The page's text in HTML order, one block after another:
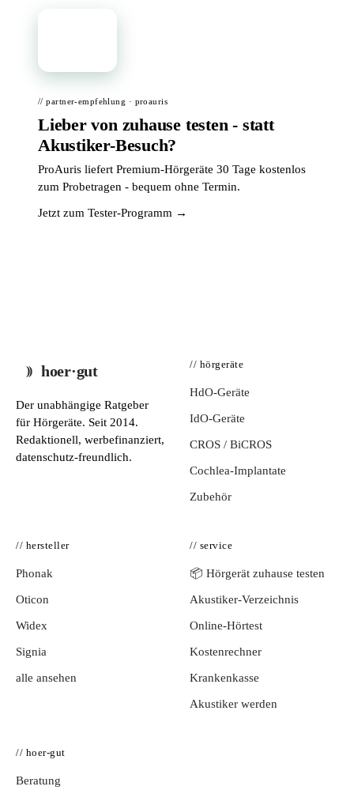
// partner-empfehlung · proauris
Lieber von zuhause testen - statt
Akustiker-Besuch?
ProAuris liefert Premium-Hörgeräte 30 Tage kostenlos
zum Probetragen - bequem ohne Termin.
Jetzt zum Tester-Programm →
hoer·gut
Der unabhängige Ratgeber
für Hörgeräte. Seit 2014.
Redaktionell, werbefinanziert,
datenschutz-freundlich.
// hörgeräte
HdO-Geräte
IdO-Geräte
CROS / BiCROS
Cochlea-Implantate
Zubehör
// hersteller
Phonak
Oticon
Widex
Signia
alle ansehen
// service
📦 Hörgerät zuhause testen
Akustiker-Verzeichnis
Online-Hörtest
Kostenrechner
Krankenkasse
Akustiker werden
// hoer-gut
Beratung